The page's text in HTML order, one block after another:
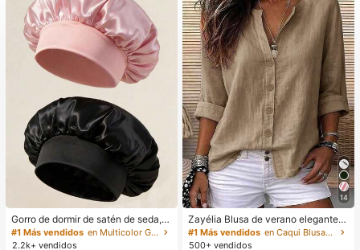
Gorro de dormir de satén de seda, a
decuado para cabello largo, trenza
s, rastas y cabello rizado. Suave, u
#1 Más vendidos
en Multicolor Gorros para el pelo para mujer
2.2k+ vendidos
14
Zayélia Blusa de verano elegante y
sencilla de tejido suave para mujer,
camisa de trabajo
#1 Más vendidos
en Caqui Blusas suaves para la oficina
500+ vendidos